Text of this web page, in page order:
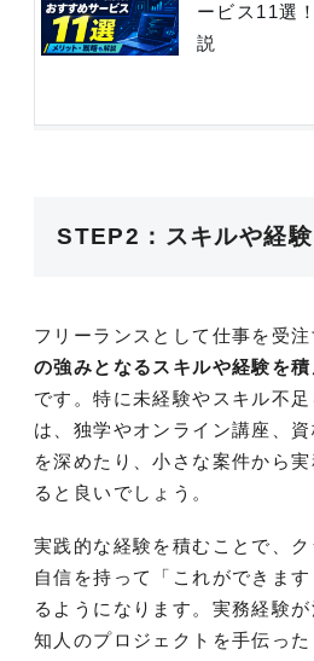
ービス11選
説
STEP2：スキルや経
フリーランスとして仕事を受注
の強みとなるスキルや経験を積
です。特に未経験やスキル不
は、独学やオンライン講座、
を深めたり、小さな案件から
ると良いでしょう。
実践的な経験を積むことで、
自信を持って「これができま
るようになります。実務経験
知人のプロジェクトを手伝っ